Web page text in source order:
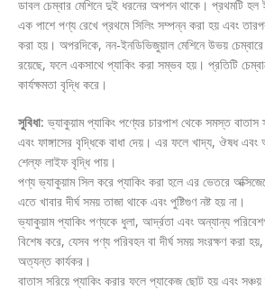
ডাবল চেম্বার মেশিনে দুই ধরনের অপশন থাকে। প্রথমটি হল
এক পাশে পণ্য রেখে প্রথমে সিলিং সম্পন্ন করা হয় এবং
করা হয়। অপরদিকে, নন-ইনডিভিজুয়াল মেশিনে উভয়
রয়েছে, ফলে একসাথে প্যাকিং করা সম্ভব হয়। প্রতিটি
কার্যক্ষমতা বৃদ্ধি করে।
সুবিধা:ভ্যাকুয়াম প্যাকিং পণ্যের চারপাশ থেকে সমস্ত বাতাস
এবং ফাঙ্গাসের বৃদ্ধিকে বাধা দেয়। এর ফলে খাদ্য, ঔষধ এবং
শেল্ফ লাইফ বৃদ্ধি পায়।
পণ্য ভ্যাকুয়াম সিল করে প্যাকিং করা হলে এর ভেতরে
এতে খাবার দীর্ঘ সময় তাজা থাকে এবং পুষ্টিগুণ নষ্ট হয় না।
ভ্যাকুয়াম প্যাকিং পণ্যকে ধুলা, আর্দ্রতা এবং অন্যান্য
বিশেষ করে, যেসব পণ্য পরিবহন বা দীর্ঘ সময় সংরক্ষণ করা
অত্যন্ত কার্যকর।
বাতাস সরিয়ে প্যাকিং করার ফলে প্যাকেজ ছোট হয় এবং